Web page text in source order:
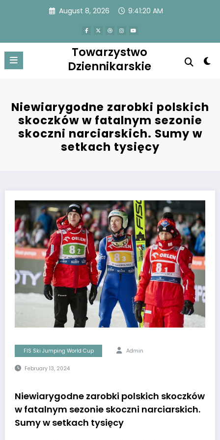
August 8, 2026 9:41:20 AM
Towarzystwo
Dziennikarskie
Niewiarygodne zarobki polskich
skoczków w fatalnym sezonie
skoczni narciarskich. Sumy w
setkach tysięcy
FIS Ski Jumping World Cup Admin
February 13, 2024
Niewiarygodne zarobki polskich skoczków
w fatalnym sezonie skoczni narciarskich.
Sumy w setkach tysięcy